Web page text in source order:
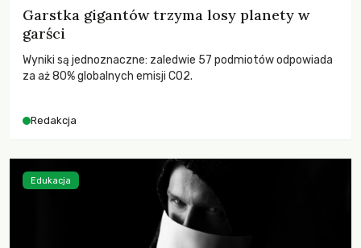
Garstka gigantów trzyma losy planety w
garści
Wyniki są jednoznaczne: zaledwie 57 podmiotów odpowiada
za aż 80% globalnych emisji CO2.
Redakcja
Edukacja